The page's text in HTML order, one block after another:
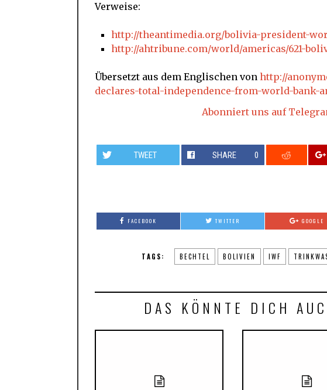
Verweise:
http://theantimedia.org/bolivia-president-
http://ahtribune.com/world/americas/621-
Übersetzt aus dem Englischen von http://
declares-total-independence-from-world-bank-
Abonniert uns auf
TWEET SHARE 0
FACEBOOK TWITTER GOOGLE
TAGS: BECHTEL BOLIVIEN IWF
DAS KÖNNTE DICH